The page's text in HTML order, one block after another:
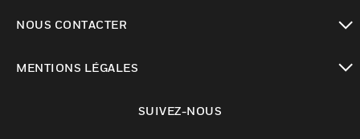
NOUS CONTACTER
MENTIONS LÉGALES
SUIVEZ-NOUS